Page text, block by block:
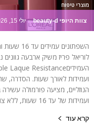
צוות היופי beauty-d - יולי 15, 2026
מוצרי טיפוח
השפתונים
לוריאל פריז משיק ארבעה
ועמידות לאורך שעות. הסדרה,
הנוזליים, מציעה פורמולה
ועמידות של עד 16 שעות, ללא צורך בחידוש תכוף...
קרא עוד